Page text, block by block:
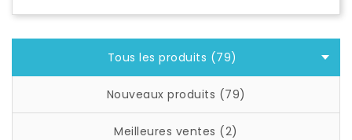
Tous les produits (79)
Nouveaux produits (79)
Meilleures ventes (2)